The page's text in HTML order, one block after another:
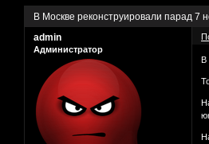
В Москве реконструировали парад 7
admin
Администратор
В